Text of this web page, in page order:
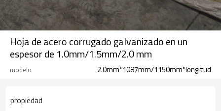
Hoja de acero corrugado galvanizado en un
espesor de 1.0mm/1.5mm/2.0 mm
modelo 2.0mm*1087mm/1150mm*longitud
propiedad